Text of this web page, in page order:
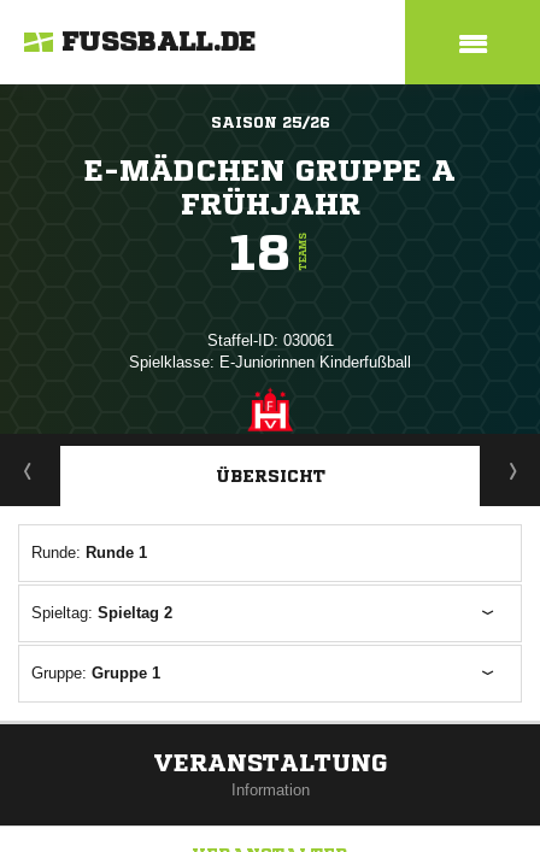
FUSSBALL.DE
SAISON 25/26
E-MÄDCHEN GRUPPE A
FRÜHJAHR
18 TEAMS
Staffel-ID: 030061
Spielklasse: E-Juniorinnen Kinderfußball
ANZEIGE
ÜBERSICHT
Runde: Runde 1
Spieltag: Spieltag 2
Gruppe: Gruppe 1
VERANSTALTUNG
Information